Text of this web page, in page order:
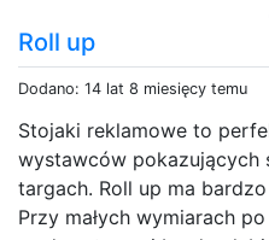
Roll up
Dodano: 14 lat 8 miesięcy temu
Stojaki reklamowe to
wystawców pokazujących
targach. Roll up ma
Przy małych wymiarach